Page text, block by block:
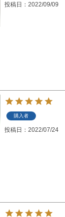
投稿日 2022/09/09
購入者
投稿日 2022/07/24